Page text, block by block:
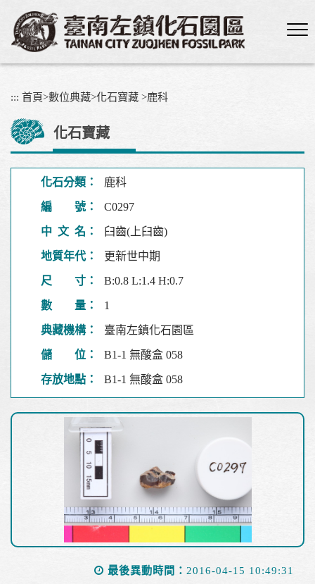
內
::: 首頁>數位典藏>化石寶藏 >鹿科
化石寶藏
化石分類： 鹿科
編 號： C0297
中 文 名： 臼齒(上臼齒)
地質年代： 更新世中期
尺 寸： B:0.8 L:1.4 H:0.7
數 量： 1
典藏機構： 臺南左鎮化石園區
儲 位： B1-1 無酸盒 058
存放地點： B1-1 無酸盒 058
最後異動時間： 2016-04-15 10:49:31